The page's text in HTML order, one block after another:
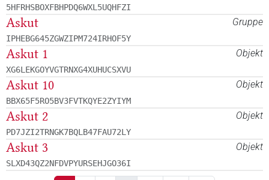
5HFRHSBOXFBHPDQ6WXL5UQHFZI
Gruppe
Askut
IPHEBG645ZGWZIPM724IRHOF5Y
Objekt
Askut 1
XG6LEKGOYVGTRNXG4XUHUCSXVU
Objekt
Askut 10
BBX65F5RO5BV3FVTKQYE2ZYIYM
Objekt
Askut 2
PD7JZI2TRNGK7BQLB47FAU72LY
Objekt
Askut 3
SLXD43QZ2NFDVPYURSEHJGO36I